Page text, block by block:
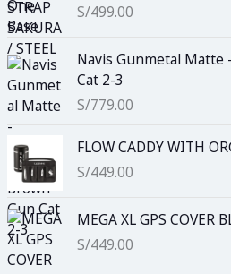
S/499.00
Navis Gunmetal Matte
Cat 2-3
S/779.00
FLOW CADDY WITH
S/449.00
MEGA XL GPS COVER
S/449.00